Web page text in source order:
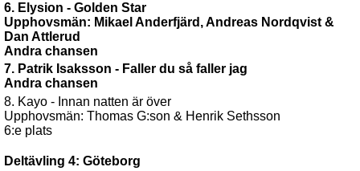
6. Elysion - Golden Star
Upphovsmän: Mikael Anderfjärd, Andreas Nordqvist &
Dan Attlerud
Andra chansen
7. Patrik Isaksson - Faller du så faller jag
Andra chansen
8. Kayo - Innan natten är över
Upphovsmän: Thomas G:son & Henrik Sethsson
6:e plats
Deltävling 4: Göteborg